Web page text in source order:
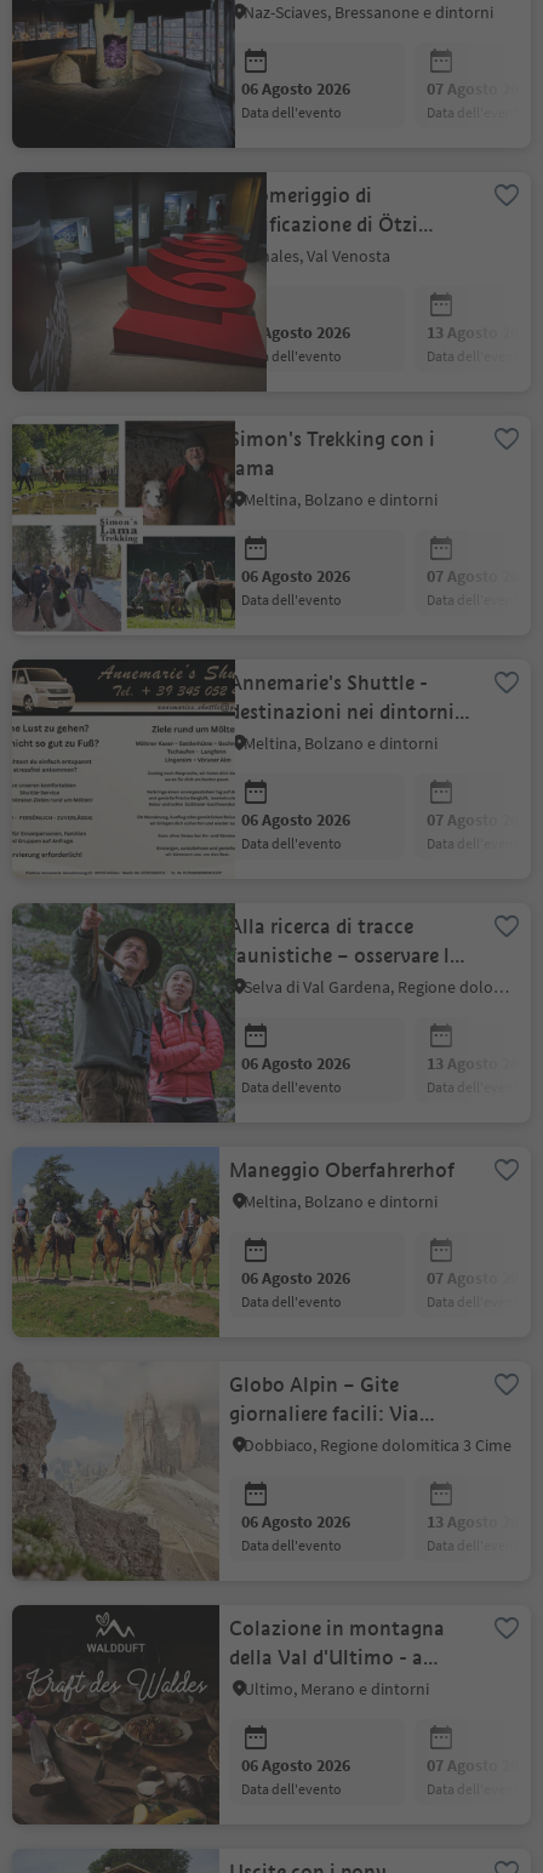
Naz-Sciaves, Bressanone e dintorni
06 Agosto 2026
data dell'evento
07 Agosto 2026
data dell'evento
Il pomeriggio di
panificazione di Ötzi
nell'archeoParc della Val
Senales
Senales, Val Venosta
06 Agosto 2026
data dell'evento
13 Agosto 2026
data dell'evento
Simon's Trekking con i
lama
Meltina, Bolzano e dintorni
06 Agosto 2026
data dell'evento
07 Agosto 2026
data dell'evento
Annemarie's Shuttle -
destinazioni nei dintorni
di Meltina!
Meltina, Bolzano e dintorni
06 Agosto 2026
data dell'evento
07 Agosto 2026
data dell'evento
Alla ricerca di tracce
faunistiche – osservare la
fauna con Roman
Selva di Val Gardena, Regione dolomitica Val Gardena
06 Agosto 2026
data dell'evento
13 Agosto 2026
data dell'evento
Maneggio Oberfahrerhof
Meltina, Bolzano e dintorni
06 Agosto 2026
data dell'evento
07 Agosto 2026
data dell'evento
Globo Alpin – Gite
giornaliere facili: Via
ferrata al Paternkofel
Dobbiaco, Regione dolomitica 3 Cime
06 Agosto 2026
data dell'evento
13 Agosto 2026
data dell'evento
Colazione in montagna
della Val d'Ultimo - a
1.965 m
Ultimo, Merano e dintorni
06 Agosto 2026
data dell'evento
07 Agosto 2026
data dell'evento